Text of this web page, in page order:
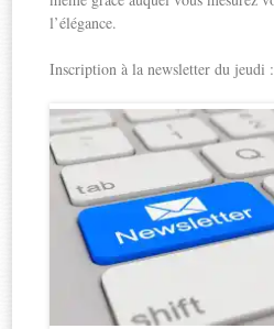
l’élégance.
Inscription à la newsletter du jeudi :